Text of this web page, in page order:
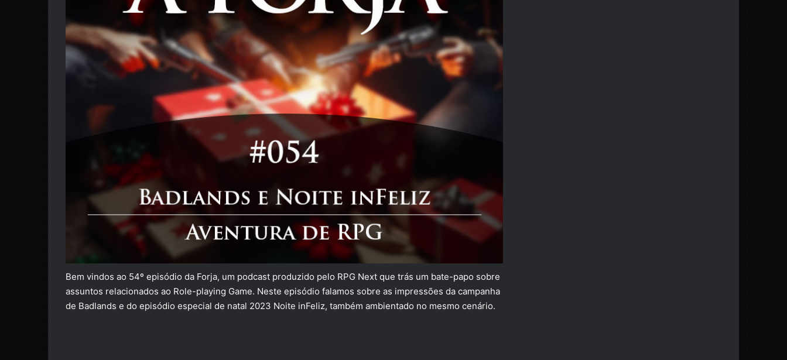
Bem vindos ao 54º episódio da Forja, um podcast produzido pelo RPG Next que trás um bate-papo sobre
assuntos relacionados ao Role-playing Game. Neste episódio falamos sobre as impressões da campanha
de Badlands e do episódio especial de natal 2023 Noite inFeliz, também ambientado no mesmo cenário.